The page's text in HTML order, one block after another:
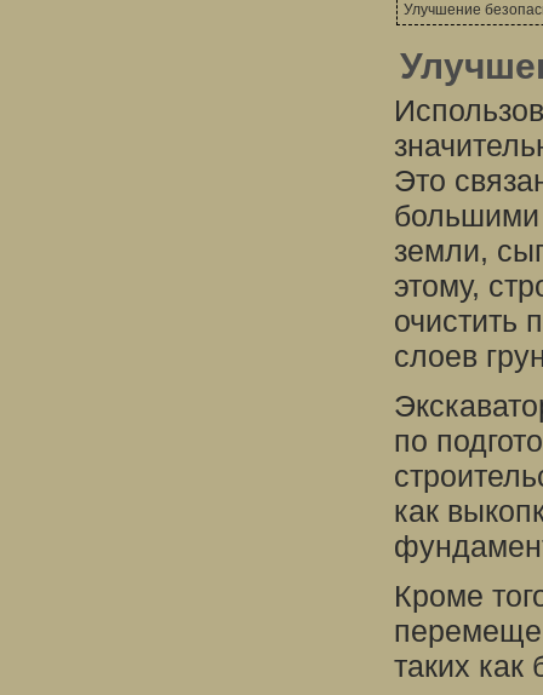
Улучшение
Это
земли,
этому,
очистить
слоев
по
как
Кроме
таких как